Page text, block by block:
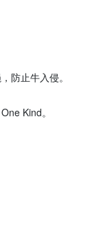
防止牛入侵。
Kind。